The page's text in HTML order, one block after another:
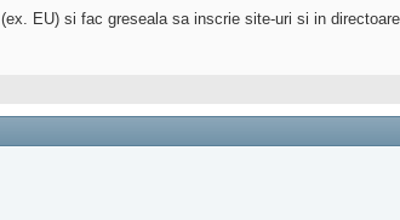
(ex. EU) si fac greseala sa inscrie site-uri si in